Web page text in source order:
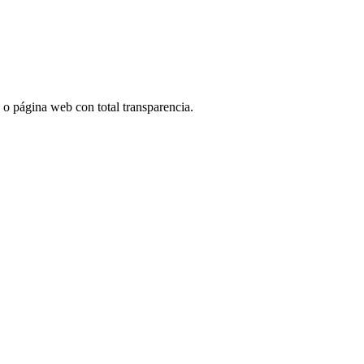
página web con total transparencia.